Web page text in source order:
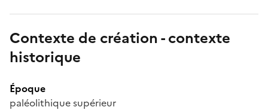
Contexte de création - contexte
historique
Époque
paléolithique supérieur